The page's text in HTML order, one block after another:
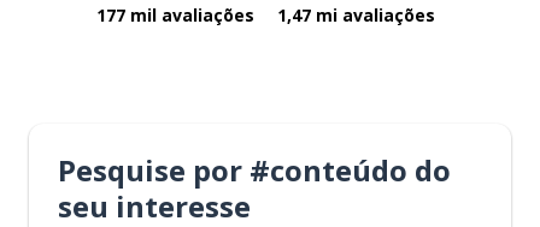
177 mil avaliações 1,47 mi avaliações
Pesquise por #conteúdo do
seu interesse